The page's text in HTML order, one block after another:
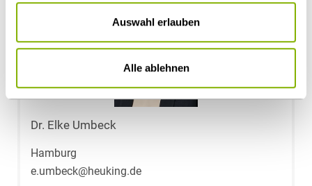
Auswahl erlauben
Alle ablehnen
Dr. Elke Umbeck
Hamburg
e.umbeck@heuking.de